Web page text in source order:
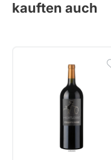
kauften auch